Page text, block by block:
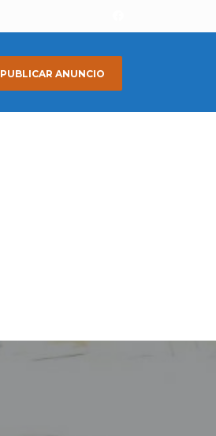
PUBLICAR ANUNCIO